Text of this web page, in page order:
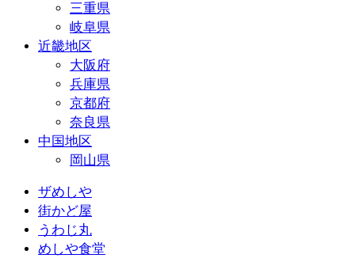
三重県
岐阜県
近畿地区
大阪府
兵庫県
京都府
奈良県
中国地区
岡山県
ザめしや
街かど屋
うわじ丸
めしや食堂